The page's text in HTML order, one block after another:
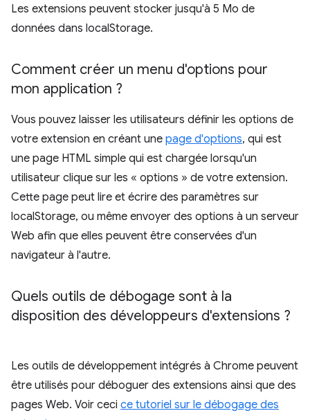
Les extensions peuvent stocker jusqu'à 5 Mo de
données dans localStorage.
Comment créer un menu d'options pour
mon application ?
Vous pouvez laisser les utilisateurs définir les options de
votre extension en créant une page d'options, qui est
une page HTML simple qui est chargée lorsqu'un
utilisateur clique sur les « options » de votre extension.
Cette page peut lire et écrire des paramètres sur
localStorage, ou même envoyer des options à un serveur
Web afin que elles peuvent être conservées d'un
navigateur à l'autre.
Quels outils de débogage sont à la
disposition des développeurs d'extensions ?
Les outils de développement intégrés à Chrome peuvent
être utilisés pour déboguer des extensions ainsi que des
pages Web. Voir ceci ce tutoriel sur le débogage des